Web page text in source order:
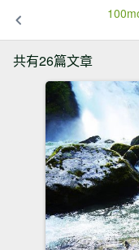
共有26篇文章